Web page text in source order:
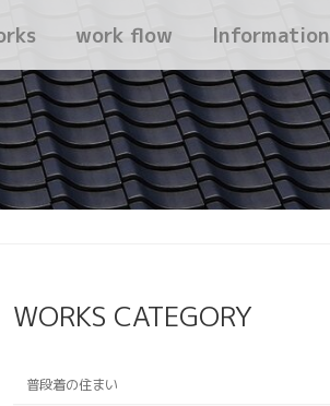
work flow Information
WORKS CATEGORY
普段着の住まい